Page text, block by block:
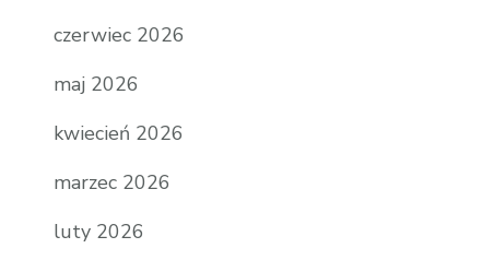
czerwiec 2026
maj 2026
kwiecień 2026
marzec 2026
luty 2026